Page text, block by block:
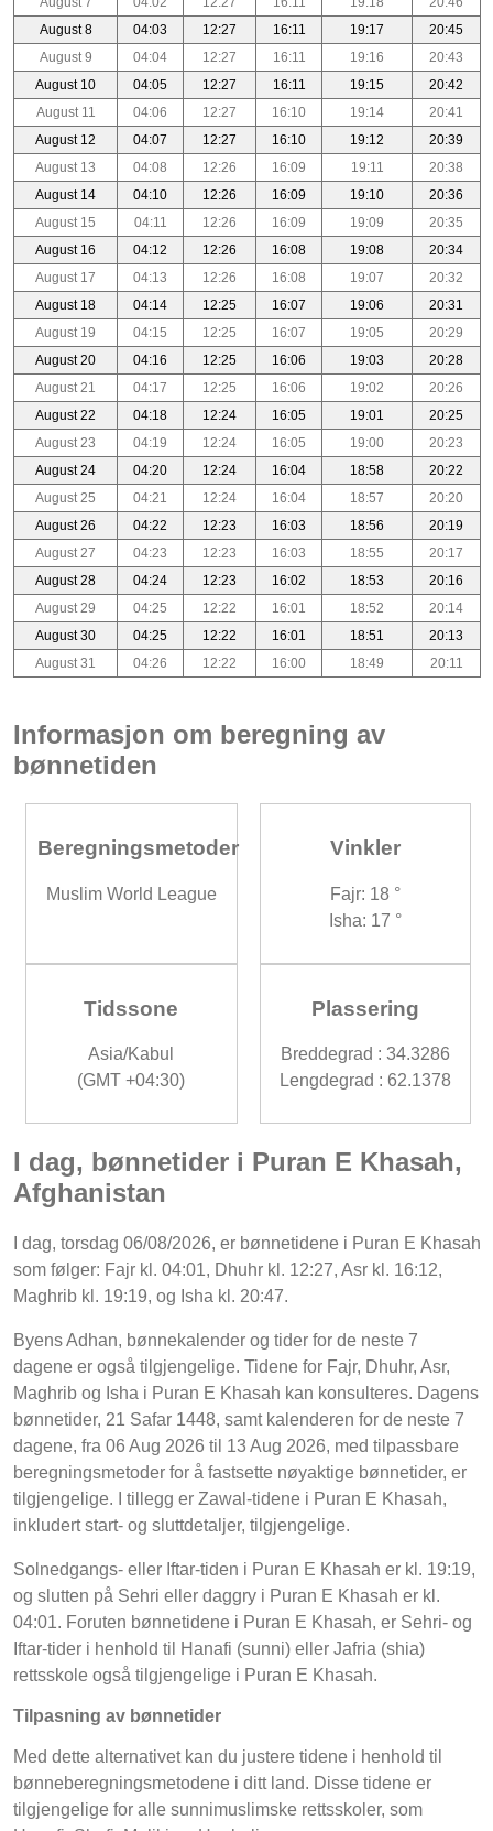
August 8
04:03 12:27 16:11 19:17
20:45
August 9
04:04 12:27 16:11 19:16
20:43
August 10
04:05 12:27 16:11 19:15
20:42
August 11
04:06 12:27 16:10 19:14
20:41
August 12
04:07 12:27 16:10 19:12
20:39
August 13
04:08 12:26 16:09 19:11
20:38
August 14
04:10 12:26 16:09 19:10
20:36
August 15
04:11 12:26 16:09 19:09
20:35
August 16
04:12 12:26 16:08 19:08
20:34
August 17
04:13 12:26 16:08 19:07
20:32
August 18
04:14 12:25 16:07 19:06
20:31
August 19
04:15 12:25 16:07 19:05
20:29
August 20
04:16 12:25 16:06 19:03
20:28
August 21
04:17 12:25 16:06 19:02
20:26
August 22
04:18 12:24 16:05 19:01
20:25
August 23
04:19 12:24 16:05 19:00
20:23
August 24
04:20 12:24 16:04 18:58
20:22
August 25
04:21 12:24 16:04 18:57
20:20
August 26
04:22 12:23 16:03 18:56
20:19
August 27
04:23 12:23 16:03 18:55
20:17
August 28
04:24 12:23 16:02 18:53
20:16
August 29
04:25 12:22 16:01 18:52
20:14
August 30
04:25 12:22 16:01 18:51
20:13
August 31
04:26 12:22 16:00 18:49 20:11
Informasjon om beregning av
bønnetiden
Beregningsmetoder
Muslim World League
Vinkler
Fajr: 18 °
Isha: 17 °
Tidssone
Asia/Kabul
(GMT +04:30)
Plassering
Breddegrad : 34.3286
Lengdegrad : 62.1378
I dag, bønnetider i Puran E Khasah,
Afghanistan
I dag, torsdag 06/08/2026, er bønnetidene i Puran E Khasah
som følger: Fajr kl. 04:01, Dhuhr kl. 12:27, Asr kl. 16:12,
Maghrib kl. 19:19, og Isha kl. 20:47.
Byens Adhan, bønnekalender og tider for de neste 7
dagene er også tilgjengelige. Tidene for Fajr, Dhuhr, Asr,
Maghrib og Isha i Puran E Khasah kan konsulteres. Dagens
bønnetider, 21 Safar 1448, samt kalenderen for de neste 7
dagene, fra 06 Aug 2026 til 13 Aug 2026, med tilpassbare
beregningsmetoder for å fastsette nøyaktige bønnetider, er
tilgjengelige. I tillegg er Zawal-tidene i Puran E Khasah,
inkludert start- og sluttdetaljer, tilgjengelige.
Solnedgangs- eller Iftar-tiden i Puran E Khasah er kl. 19:19,
og slutten på Sehri eller daggry i Puran E Khasah er kl.
04:01. Foruten bønnetidene i Puran E Khasah, er Sehri- og
Iftar-tider i henhold til Hanafi (sunni) eller Jafria (shia)
rettsskole også tilgjengelige i Puran E Khasah.
Tilpasning av bønnetider
Med dette alternativet kan du justere tidene i henhold til
bønneberegningsmetodene i ditt land. Disse tidene er
tilgjengelige for alle sunnimuslimske rettsskoler, som